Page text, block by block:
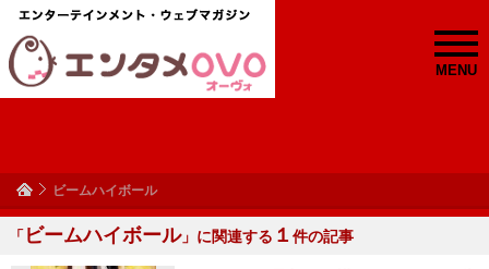
MENU
ビームハイボール
「 ビームハイボール」に関連する １ 件の記事